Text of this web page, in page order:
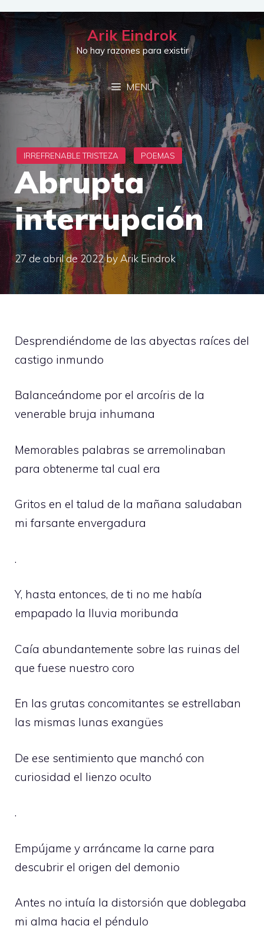
Saltar
contenido
Arik Eindrok
No hay razones para existir
MENÚ
Abrupta
interrupción
27 de abril de 2022by Arik Eindrok
Desprendiéndome de las abyectas raíces del
castigo inmundo
Balanceándome por el arcoíris de la
venerable bruja inhumana
Memorables palabras se arremolinaban
para obtenerme tal cual era
Gritos en el talud de la mañana saludaban
mi farsante envergadura
.
Y, hasta entonces, de ti no me había
empapado la lluvia moribunda
Caía abundantemente sobre las ruinas del
que fuese nuestro coro
En las grutas concomitantes se estrellaban
las mismas lunas exangües
De ese sentimiento que manchó con
curiosidad el lienzo oculto
.
Empújame y arráncame la carne para
descubrir el origen del demonio
Antes no intuía la distorsión que doblegaba
mi alma hacia el péndulo